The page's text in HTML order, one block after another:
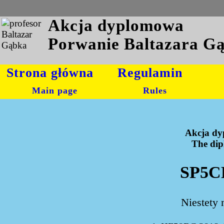
Akcja dyplomowa
Porwanie Baltazara
Strona główna
Main page
Regulamin
Rules
Akcja
The
Niestety